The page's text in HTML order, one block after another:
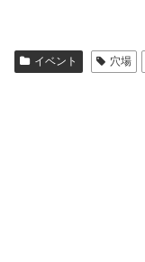
イベント 穴場